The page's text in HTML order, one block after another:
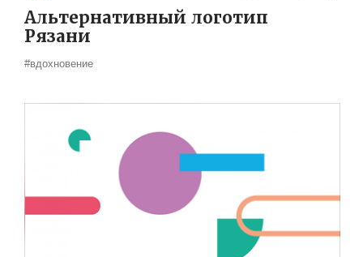
Альтернативный логотип
Рязани
#вдохновение